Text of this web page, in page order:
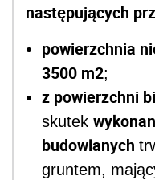
następujących
powierzchnia
3500 m2;
z powierzchni
skutek
budowlanych
gruntem,